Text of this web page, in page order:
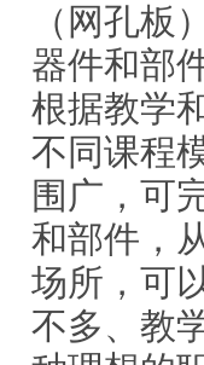
（网孔
器件和部
根据教学
不同课程
围广，可
和部件，
场所，可
不多、教